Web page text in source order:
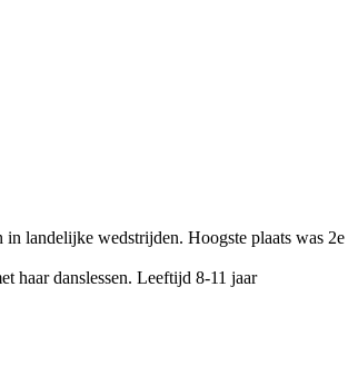
landelijke wedstrijden. Hoogste plaats was
haar danslessen. Leeftijd 8-11 jaar